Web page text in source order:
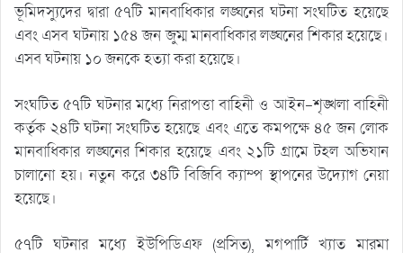
ভূমিদস্যুদের দ্বারা ৫৭টি মানবাধিকার লঙ্ঘনের ঘটনা সংঘটিত হয়েছে
এবং এসব ঘটনায় ১৫৪ জন জুম্ম মানবাধিকার লঙ্ঘনের শিকার হয়েছে।
এসব ঘটনায় ১০ জনকে হত্যা করা হয়েছে।
সংঘটিত ৫৭টি ঘটনার মধ্যে নিরাপত্তা বাহিনী ও আইন-শৃঙ্খলা বাহিনী
কর্তৃক ২৪টি ঘটনা সংঘটিত হয়েছে এবং এতে কমপক্ষে ৪৫ জন লোক
মানবাধিকার লঙ্ঘনের শিকার হয়েছে এবং ২১টি গ্রামে টহল অভিযান
চালানো হয়। নতুন করে ৩৪টি বিজিবি ক্যাম্প স্থাপনের উদ্যোগ নেয়া
হয়েছে।
৫৭টি ঘটনার মধ্যে ইউপিডিএফ (প্রসিত), মগপার্টি খ্যাত মারমা